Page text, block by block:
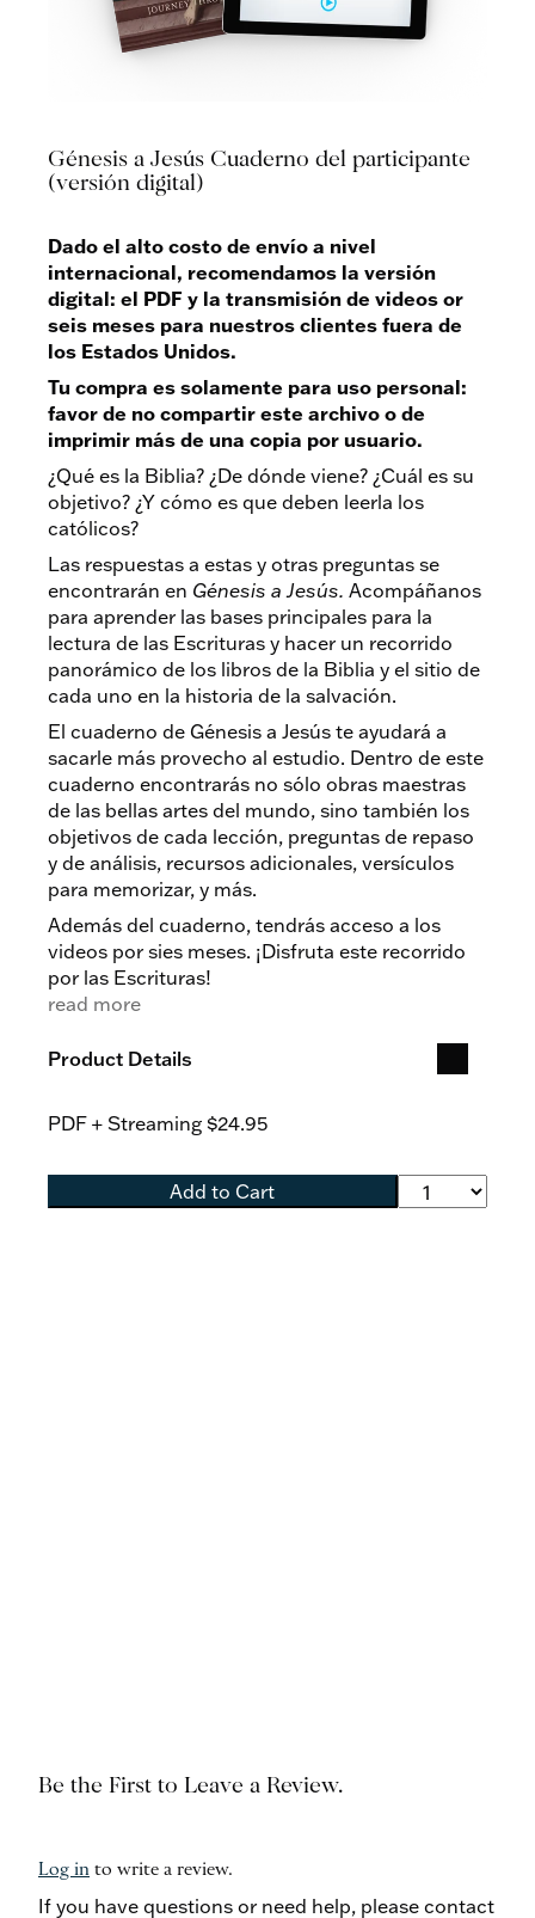
Génesis a Jesús Cuaderno del participante
(versión digital)
Dado el alto costo de envío a nivel
internacional, recomendamos la versión
digital: el PDF y la transmisión de videos or
seis meses para nuestros clientes fuera de
los Estados Unidos.
Tu compra es solamente para uso personal:
favor de no compartir este archivo o de
imprimir más de una copia por usuario.
¿Qué es la Biblia? ¿De dónde viene? ¿Cuál es su
objetivo? ¿Y cómo es que deben leerla los
católicos?
Las respuestas a estas y otras preguntas se
encontrarán en Génesis a Jesús. Acompáñanos
para aprender las bases principales para la
lectura de las Escrituras y hacer un recorrido
panorámico de los libros de la Biblia y el sitio de
cada uno en la historia de la salvación.
El cuaderno de Génesis a Jesús te ayudará a
sacarle más provecho al estudio. Dentro de este
cuaderno encontrarás no sólo obras maestras
de las bellas artes del mundo, sino también los
objetivos de cada lección, preguntas de repaso
y de análisis, recursos adicionales, versículos
para memorizar, y más.
Además del cuaderno, tendrás acceso a los
videos por sies meses. ¡Disfruta este recorrido
por las Escrituras!
read more
Product Details
PDF + Streaming $24.95
Add to Cart
Be the First to Leave a Review.
Log in to write a review.
If you have questions or need help, please contact